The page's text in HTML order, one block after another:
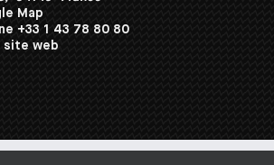
Map
+33 1 43 78 80 80
site web